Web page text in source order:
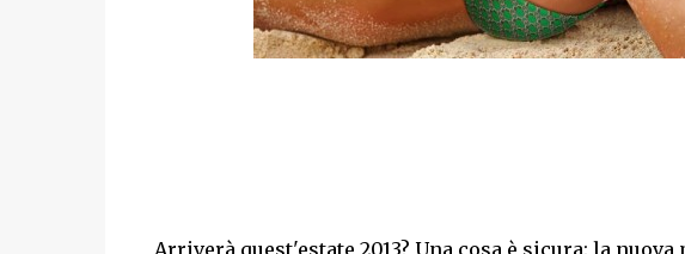
Arriverà quest'estate 2013? Una cosa è sicura: la